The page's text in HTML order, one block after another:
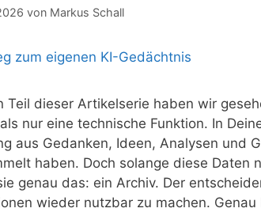
von Markus Schall
Teil dieser Artikelserie haben wir
nur eine technische Funktion. In
aus Gedanken, Ideen, Analysen und
haben. Doch solange diese Daten
genau das: ein Archiv. Der
wieder nutzbar zu machen.